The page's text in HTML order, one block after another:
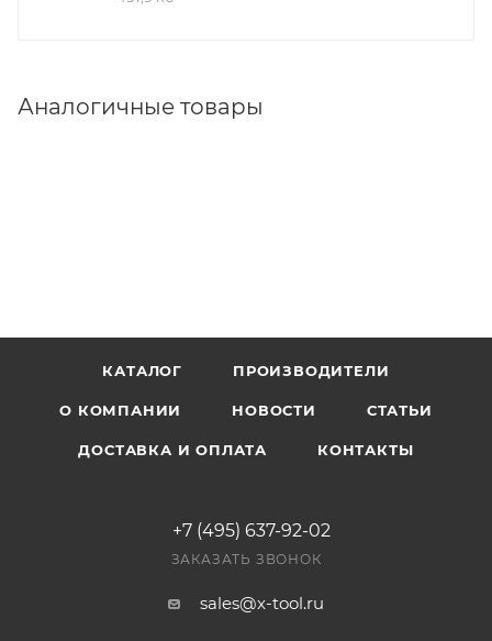
Аналогичные товары
КАТАЛОГ ПРОИЗВОДИТЕЛИ
О КОМПАНИИ НОВОСТИ СТАТЬИ
ДОСТАВКА И ОПЛАТА КОНТАКТЫ
+7 (495) 637-92-02
ЗАКАЗАТЬ ЗВОНОК
sales@x-tool.ru